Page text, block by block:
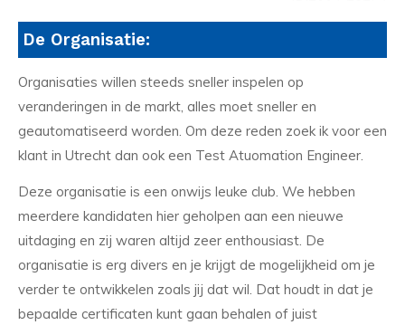
De Organisatie:
Organisaties willen steeds sneller inspelen op
veranderingen in de markt, alles moet sneller en
geautomatiseerd worden. Om deze reden zoek ik voor een
klant in Utrecht dan ook een Test Atuomation Engineer.
Deze organisatie is een onwijs leuke club. We hebben
meerdere kandidaten hier geholpen aan een nieuwe
uitdaging en zij waren altijd zeer enthousiast. De
organisatie is erg divers en je krijgt de mogelijkheid om je
verder te ontwikkelen zoals jij dat wil. Dat houdt in dat je
bepaalde certificaten kunt gaan behalen of juist